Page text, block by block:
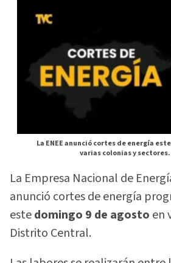
La ENEE anunció cortes de energía
varias colonias y sectores.
La Empresa Nacional de
anunció cortes de energía
estedomingo 9 de agosto en
Distrito Central.